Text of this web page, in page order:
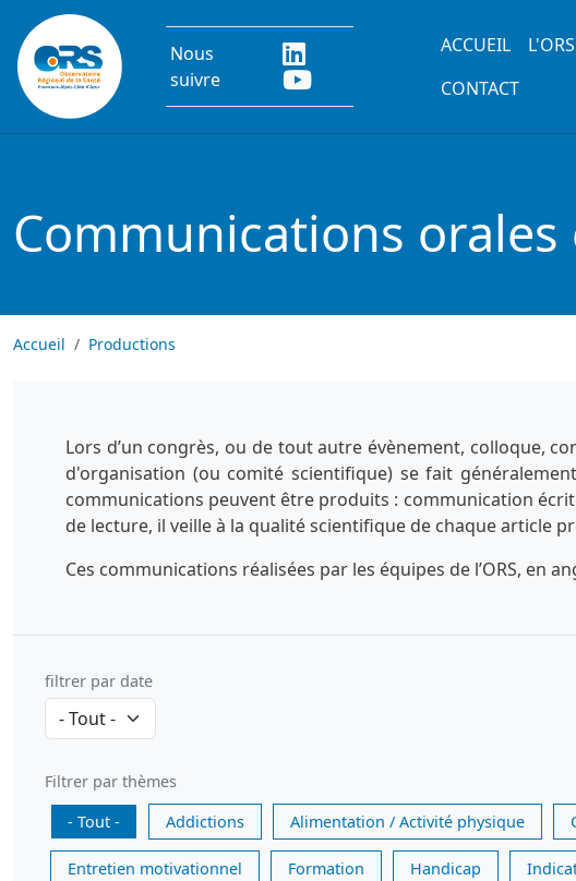
Aller au contenu principal
Nous
suivre
Main
ACCUEIL
CONTACT
Communications orales
Accueil Productions
Lors d’un congrès, ou de tout autre évènement, colloque,
d'organisation (ou comité scientifique) se fait
communications peuvent être produits : communication
de lecture, il veille à la qualité scientifique de chaque article
Ces communications réalisées par les équipes de l’ORS, en
filtrer par date
Filtrer par thèmes
- Tout -
Addictions Alimentation / Activité physique
Entretien motivationnel Formation Handicap